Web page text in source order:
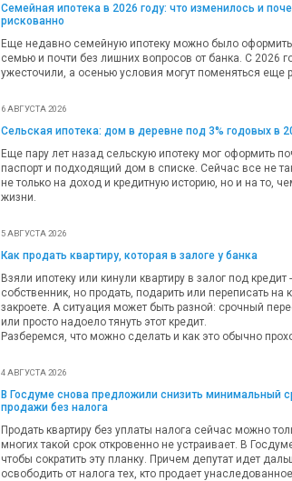
Семейная ипотека в 2026 году: что изменилось и
рискованно
Еще недавно семейную ипотеку можно было
семью и почти без лишних вопросов от банка. С 2026
ужесточили, а осенью условия могут поменяться еще
6 АВГУСТА 2026
Сельская ипотека: дом в деревне под 3% годовых в
Еще пару лет назад сельскую ипотеку мог оформить
паспорт и подходящий дом в списке. Сейчас все не
не только на доход и кредитную историю, но и на то,
жизни.
5 АВГУСТА 2026
Как продать квартиру, которая в залоге у банка
Взяли ипотеку или кинули квартиру в залог под
собственник, но продать, подарить или переписать на
закроете. А ситуация может быть разной: срочный
или просто надоело тянуть этот кредит.
Разберемся, что можно сделать и как это обычно
4 АВГУСТА 2026
В Госдуме снова предложили снизить минимальный
продажи без налога
Продать квартиру без уплаты налога сейчас можно
многих такой срок откровенно не устраивает. В
чтобы сократить эту планку. Причем депутат идет
освободить от налога тех, кто продает